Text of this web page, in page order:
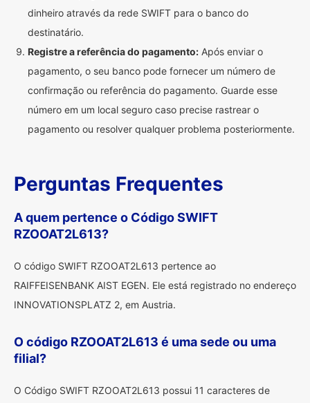
dinheiro através da rede SWIFT para o banco do
destinatário.
Registre a referência do pagamento: Após enviar o
pagamento, o seu banco pode fornecer um número de
confirmação ou referência do pagamento. Guarde esse
número em um local seguro caso precise rastrear o
pagamento ou resolver qualquer problema posteriormente.
Perguntas Frequentes
A quem pertence o Código SWIFT
RZOOAT2L613?
O código SWIFT RZOOAT2L613 pertence ao
RAIFFEISENBANK AIST EGEN. Ele está registrado no endereço
INNOVATIONSPLATZ 2, em Austria.
O código RZOOAT2L613 é uma sede ou uma
filial?
O Código SWIFT RZOOAT2L613 possui 11 caracteres de